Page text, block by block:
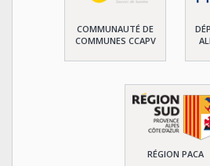
COMMUNAUTÉ DE
COMMUNES CCAPV
RÉGION PACA